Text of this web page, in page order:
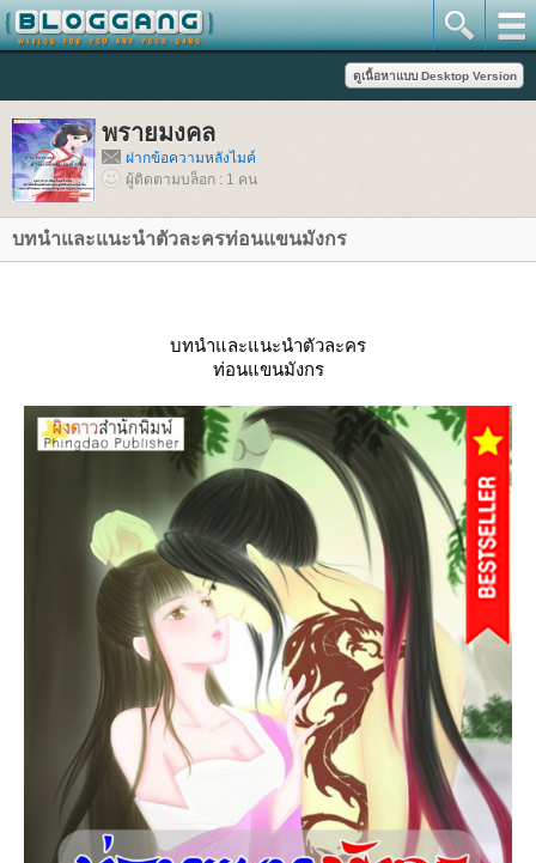
พรายมงคล
ฝากข้อความหลังไมค์
ผู้ติดตามบล็อก : 1 คน
บทนำและแนะนำตัวละครท่อนแขนมังกร
บทนำและแนะนำตัวละคร
ท่อนแขนมังกร